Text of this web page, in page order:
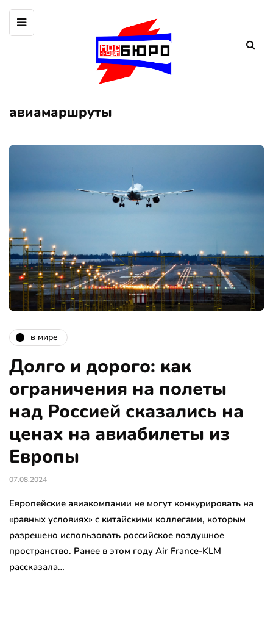
авиамаршруты
в мире
Долго и дорого: как
ограничения на полеты
над Россией сказались на
ценах на авиабилеты из
Европы
07.08.2024
Европейские авиакомпании не могут конкурировать на
«равных условиях» с китайскими коллегами, которым
разрешено использовать российское воздушное
пространство. Ранее в этом году Air France-KLM
рассказала…